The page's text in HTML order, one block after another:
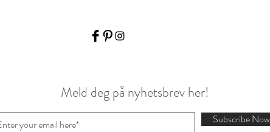
Meld deg på nyhetsbrev her!
Subscribe Now